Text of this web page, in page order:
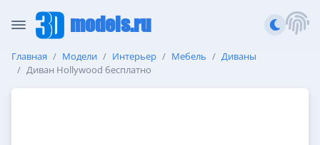
models.ru
Главная Модели Интерьер Мебель
Диваны
Диван Hollywood бесплатно